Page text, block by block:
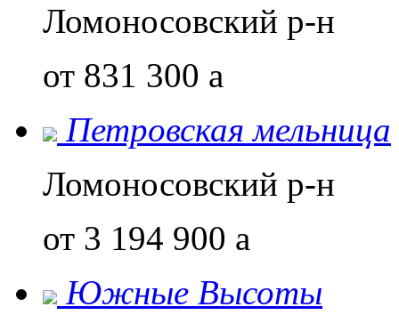
Ломоносовский р-н
от 831 300 a
Петровская мельница
Ломоносовский р-н
от 3 194 900 a
Южные Высоты